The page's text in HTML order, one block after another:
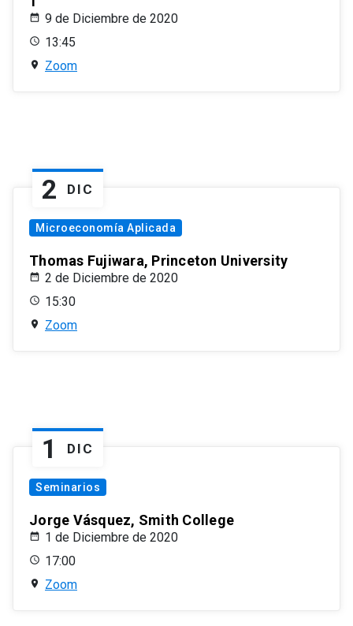
9 de Diciembre de 2020
13:45
Zoom
2 DIC
Microeconomía Aplicada
Thomas Fujiwara, Princeton University
2 de Diciembre de 2020
15:30
Zoom
1 DIC
Seminarios
Jorge Vásquez, Smith College
1 de Diciembre de 2020
17:00
Zoom